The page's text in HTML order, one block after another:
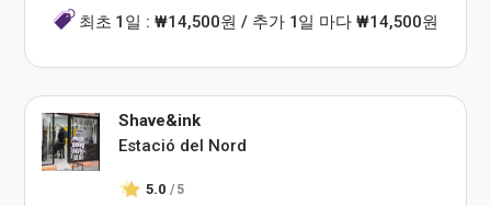
최초 1일 : ₩14,500원 / 추가 1일 마다 ₩14,500원
Shave&ink
Estació del Nord
5.0 / 5